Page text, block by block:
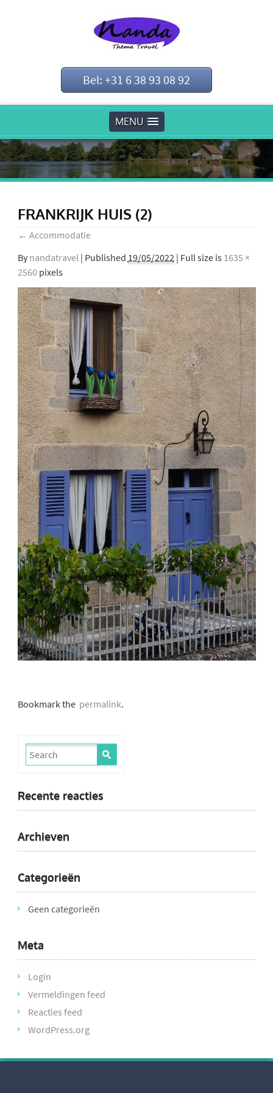
Bel: +31 6 38 93 08 92
MENU
FRANKRIJK HUIS (2)
← Accommodatie
By nandatravel | Published 19/05/2022| Full size is 1635 ×
2560pixels
Bookmark thepermalink.
Recente reacties
Archieven
Categorieën
Geen categorieën
Meta
Login
Vermeldingen feed
Reacties feed
WordPress.org